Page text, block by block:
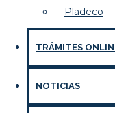
Pladeco
TRÁMITES
NOTICIAS